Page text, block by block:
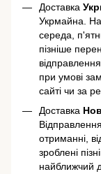
Доставка
Укрмайна.
середа,
пізніше
при умові
сайті чи за
Доставка
отриманні,
зроблені
найближчий